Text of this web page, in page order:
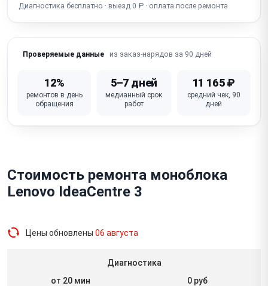
Диагностика бесплатно · выезд 0 ₽ · оплата после ремонта
Проверяемые данные из заказ-нарядов за 90 дней
12%
ремонтов в день
обращения
5–7 дней
медианный срок
работ
11 165 ₽
средний чек, 90
дней
Стоимость ремонта моноблока
Lenovo IdeaCentre 3
Цены обновлены 06 августа
Диагностика
от 20 мин
0 руб